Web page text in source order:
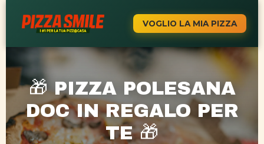
VOGLIO LA MIA PIZZA
🎁PIZZA POLESANA
DOC IN REGALO PER
TE🎁